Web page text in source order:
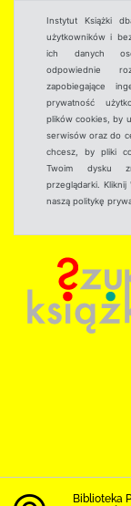
Instytut Książki
użytkowników i
ich danych
odpowiednie
zapobiegające
prywatność
plików cookies, by
serwisów oraz do
chcesz, by pliki
Twoim dysku
przeglądarki. Kliknij
naszą politykę
Biblioteka